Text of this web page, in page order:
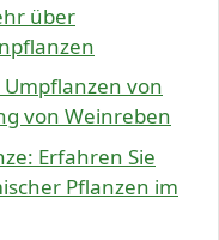
über
von
von Weinreben
Erfahren Sie
Pflanzen im